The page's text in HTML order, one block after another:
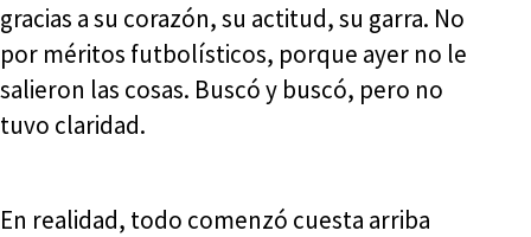
gracias a su corazón, su actitud, su garra. No
por méritos futbolísticos, porque ayer no le
salieron las cosas. Buscó y buscó, pero no
tuvo claridad.
En realidad, todo comenzó cuesta arriba